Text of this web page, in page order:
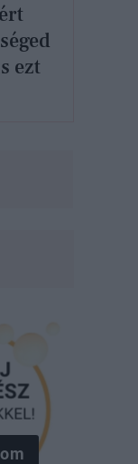
ezt